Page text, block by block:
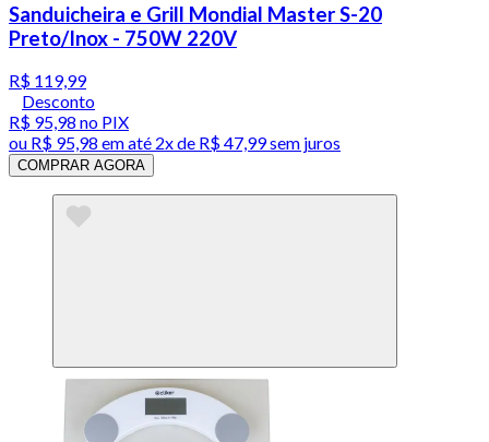
Sanduicheira e Grill Mondial Master S-20
Preto/Inox - 750W 220V
R$ 119,99
Desconto
R$ 95,98 no PIX
ou R$ 95,98 em até 2x de R$ 47,99 sem juros
COMPRAR AGORA